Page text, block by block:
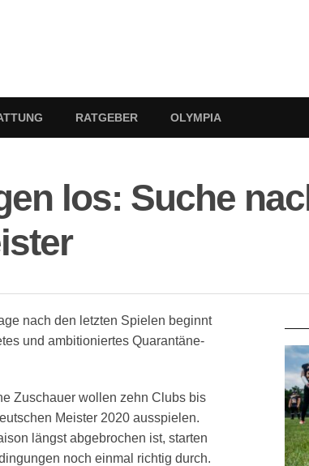
RATGEBER OLYMPIA
los: Suche
nach den letzten Spielen beginnt
und ambitioniertes Quarantäne-
Zuschauer wollen zehn Clubs bis
Meister 2020 ausspielen.
längst abgebrochen ist, starten
noch einmal richtig durch.